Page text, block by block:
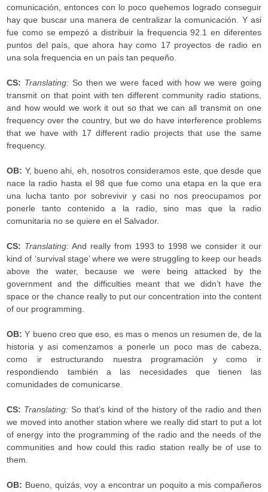
comunicación, entonces con lo poco quehemos logrado conseguir
hay que buscar una manera de centralizar la comunicación. Y asi
fue como se empezó a distribuir la frequencia 92.1 en diferentes
puntos del país, que ahora hay como 17 proyectos de radio en
una sola frequencia en un país tan pequeño.
CS: Translating: So then we were faced with how we were going
transmit on that point with ten different community radio stations,
and how would we work it out so that we can all transmit on one
frequency over the country, but we do have interference problems
that we have with 17 different radio projects that use the same
frequency.
OB: Y, bueno ahi, eh, nosotros consideramos este, que desde que
nace la radio hasta el 98 que fue como una etapa en la que era
una lucha tanto por sobrevivir y casi no nos preocupamos por
ponerle tanto contenido a la radio, sino mas que la radio
comunitaria no se quiere en el Salvador.
CS: Translating: And really from 1993 to 1998 we consider it our
kind of ‘survival stage’ where we were struggling to keep our heads
above the water, because we were being attacked by the
government and the difficulties meant that we didn’t have the
space or the chance really to put our concentration into the content
of our programming.
OB: Y bueno creo que eso, es mas o menos un resumen de, de la
historia y asi comenzamos a ponerle un poco mas de cabeza,
como ir estructurando nuestra programación y como ir
respondiendo también a las necesidades que tienen las
comunidades de comunicarse.
CS: Translating: So that’s kind of the history of the radio and then
we moved into another station where we really did start to put a lot
of energy into the programming of the radio and the needs of the
communities and how could this radio station really be of use to
them.
OB: Bueno, quizás, voy a encontrar un poquito a mis compañeros